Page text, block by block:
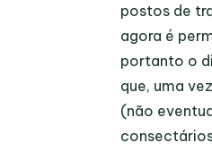
postos de
agora é
portanto o
que, uma
(não